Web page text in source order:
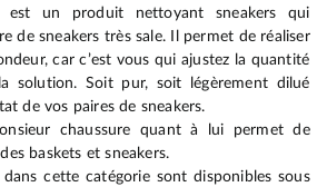
est un produit nettoyant sneakers qui
de sneakers très sale. Il permet de réaliser
car c’est vous qui ajustez la quantité
solution. Soit pur, soit légèrement dilué
de vos paires de sneakers.
chaussure quant à lui permet de
baskets et sneakers.
dans cette catégorie sont disponibles sous